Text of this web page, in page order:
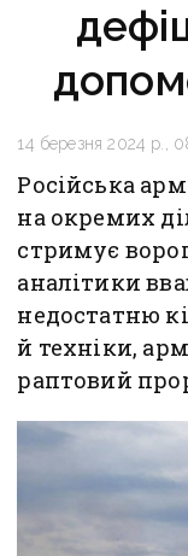
14 березня 2024 р.,
Російська
на окремих
стримує
аналітики
недостатню
й техніки,
раптовий